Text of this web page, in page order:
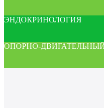
ЭНДОКРИНОЛОГИЯ
ОПОРНО-